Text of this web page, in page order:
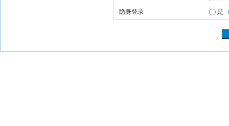
隐身登录 是